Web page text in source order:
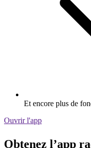
Et encore plus de
Ouvrir l'app
Obtenez l’app